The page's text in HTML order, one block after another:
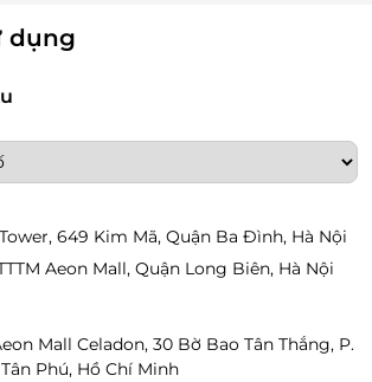
dụng
649 Kim Mã, Quận Ba Đình, Hà Nội
Aeon Mall, Quận Long Biên, Hà Nội
Mall Celadon, 30 Bờ Bao Tân Thắng, P.
Phú, Hồ Chí Minh